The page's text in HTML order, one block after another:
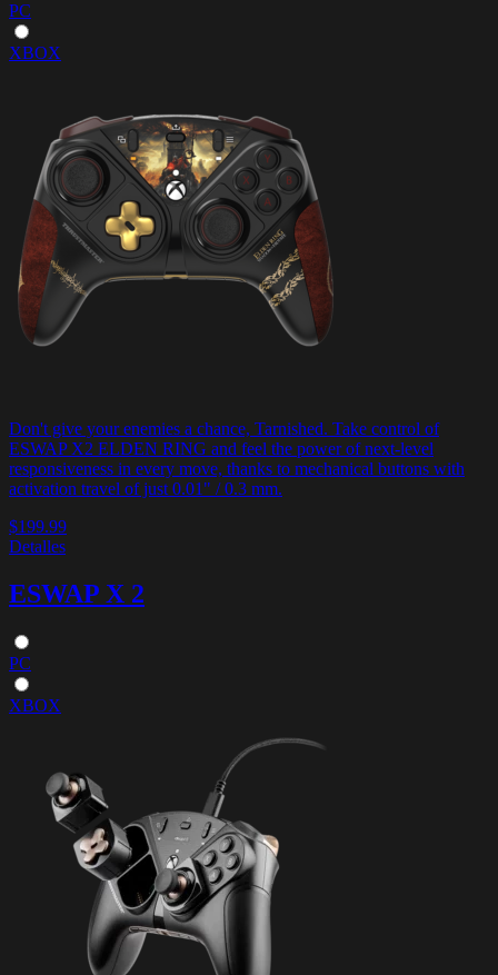
PC
XBOX
Don't give your enemies a chance, Tarnished. Take control of
ESWAP X2 ELDEN RING and feel the power of next-level
responsiveness in every move, thanks to mechanical buttons with
activation travel of just 0.01" / 0.3 mm.
$199.99
Detalles
ESWAP X 2
PC
XBOX